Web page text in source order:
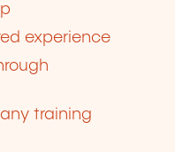
experience
training